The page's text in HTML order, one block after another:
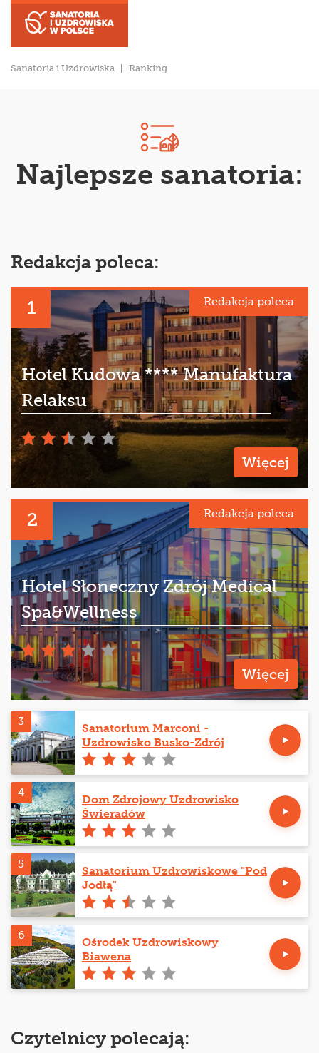
Sanatoria i Uzdrowiska Ranking
Najlepsze sanatoria:
Redakcja poleca:
1 Redakcja poleca
Hotel Kudowa **** Manufaktura
Relaksu
Więcej
2 Redakcja poleca
Hotel Słoneczny Zdrój Medical
Spa&Wellness
Więcej
3
Sanatorium Marconi -
Uzdrowisko Busko-Zdrój
4
Dom Zdrojowy Uzdrowisko
Świeradów
5
Sanatorium Uzdrowiskowe "Pod
Jodłą"
6
Ośrodek Uzdrowiskowy
Biawena
Czytelnicy polecają: